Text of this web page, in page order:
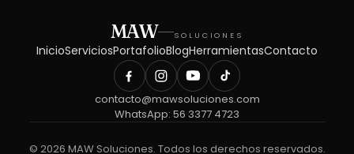
MAW SOLUCIONES
InicioServiciosPortafolioBlogHerramientasContacto
contacto@mawsoluciones.com
WhatsApp: 56 3377 4723
© 2026 MAW Soluciones. Todos los derechos reservados.